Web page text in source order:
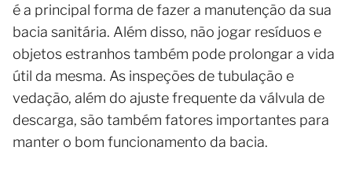
é a principal forma de fazer a manutenção da sua
bacia sanitária. Além disso, não jogar resíduos e
objetos estranhos também pode prolongar a vida
útil da mesma. As inspeções de tubulação e
vedação, além do ajuste frequente da válvula de
descarga, são também fatores importantes para
manter o bom funcionamento da bacia.